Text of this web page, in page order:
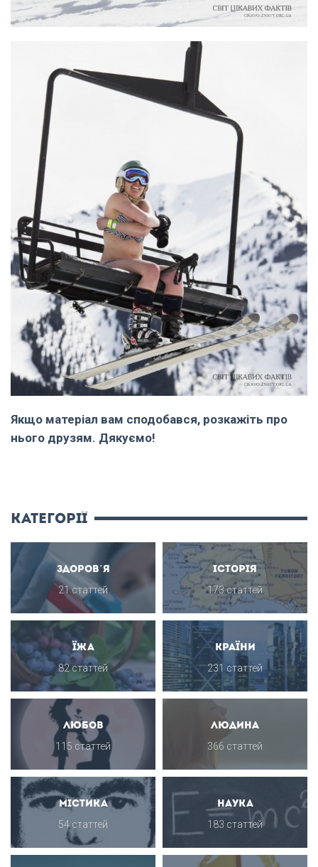
Якщо матеріал вам сподобався, розкажіть про
нього друзям. Дякуємо!
категорії
Здоров’я
21 статтей
Історія
173 статтей
Їжа
82 статтей
Країни
231 статтей
Любов
115 статтей
Людина
366 статтей
Містика
54 статтей
Наука
183 статтей